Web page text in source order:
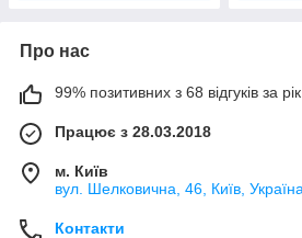
Про нас
99% позитивних з 68 відгуків за рік
Працює з 28.03.2018
м. Київ
вул. Шелковична, 46, Київ, Україна
Контакти